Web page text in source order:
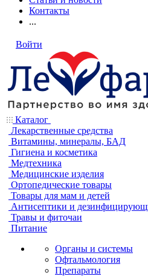
Контакты
...
Войти
Каталог
Лекарственные средства
Витамины, минералы, БАД
Гигиена и косметика
Медтехника
Медицинские изделия
Ортопедические товары
Товары для мам и детей
Антисептики и
Травы и фиточаи
Питание
Органы и системы
Офтальмология
Препараты